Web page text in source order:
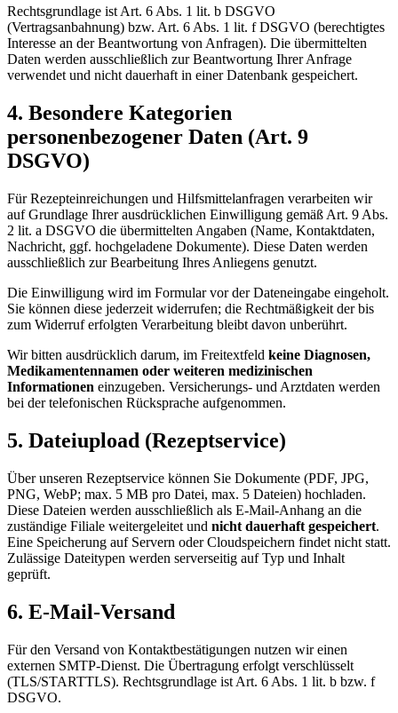
Rechtsgrundlage ist Art. 6 Abs. 1 lit. b DSGVO
(Vertragsanbahnung) bzw. Art. 6 Abs. 1 lit. f DSGVO (berechtigtes
Interesse an der Beantwortung von Anfragen). Die übermittelten
Daten werden ausschließlich zur Beantwortung Ihrer Anfrage
verwendet und nicht dauerhaft in einer Datenbank gespeichert.
4. Besondere Kategorien
personenbezogener Daten (Art. 9
DSGVO)
Für Rezepteinreichungen und Hilfsmittelanfragen verarbeiten wir
auf Grundlage Ihrer ausdrücklichen Einwilligung gemäß Art. 9 Abs.
2 lit. a DSGVO die übermittelten Angaben (Name, Kontaktdaten,
Nachricht, ggf. hochgeladene Dokumente). Diese Daten werden
ausschließlich zur Bearbeitung Ihres Anliegens genutzt.
Die Einwilligung wird im Formular vor der Dateneingabe eingeholt.
Sie können diese jederzeit widerrufen; die Rechtmäßigkeit der bis
zum Widerruf erfolgten Verarbeitung bleibt davon unberührt.
Wir bitten ausdrücklich darum, im Freitextfeld keine Diagnosen,
Medikamentennamen oder weiteren medizinischen
Informationen einzugeben. Versicherungs- und Arztdaten werden
bei der telefonischen Rücksprache aufgenommen.
5. Dateiupload (Rezeptservice)
Über unseren Rezeptservice können Sie Dokumente (PDF, JPG,
PNG, WebP; max. 5 MB pro Datei, max. 5 Dateien) hochladen.
Diese Dateien werden ausschließlich als E-Mail-Anhang an die
zuständige Filiale weitergeleitet und nicht dauerhaft gespeichert.
Eine Speicherung auf Servern oder Cloudspeichern findet nicht statt.
Zulässige Dateitypen werden serverseitig auf Typ und Inhalt
geprüft.
6. E-Mail-Versand
Für den Versand von Kontaktbestätigungen nutzen wir einen
externen SMTP-Dienst. Die Übertragung erfolgt verschlüsselt
(TLS/STARTTLS). Rechtsgrundlage ist Art. 6 Abs. 1 lit. b bzw. f
DSGVO.